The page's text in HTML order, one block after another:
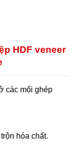
HDF veneer
các mối ghép
hóa chất.